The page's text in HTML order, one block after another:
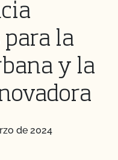
la
y la
de 2024